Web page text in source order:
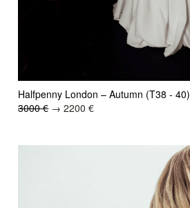
Halfpenny London – Autumn (T38 - 40)
3000 € → 2200 €